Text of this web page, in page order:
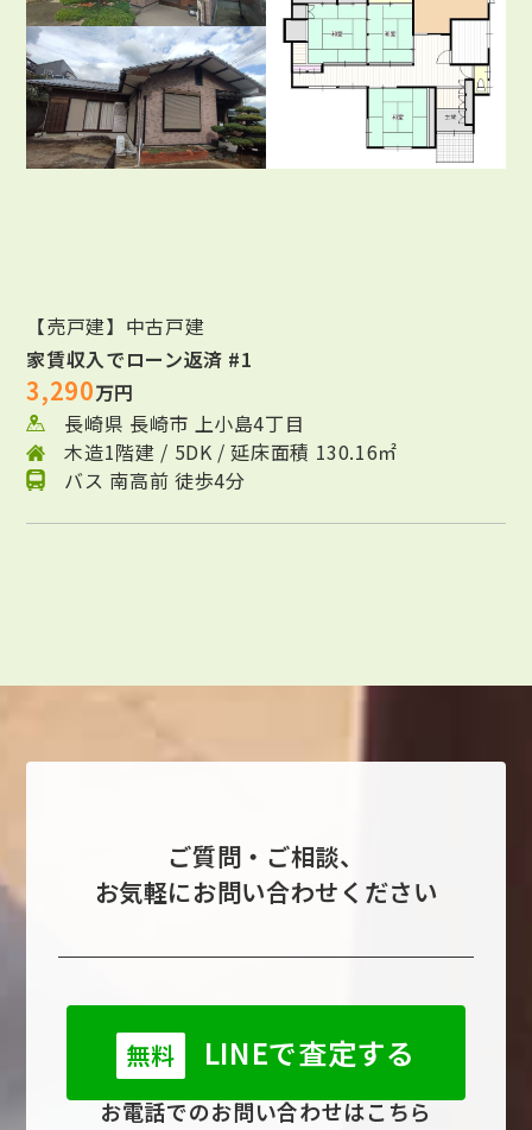
【売戸建】中古戸建
家賃収入でローン返済 #1
3,290万円
長崎県 長崎市 上小島4丁目
木造1階建 / 5DK / 延床面積 130.16㎡
バス 南高前 徒歩4分
ご質問・ご相談、
お気軽にお問い合わせください
無料 LINEで査定する
お電話でのお問い合わせはこちら